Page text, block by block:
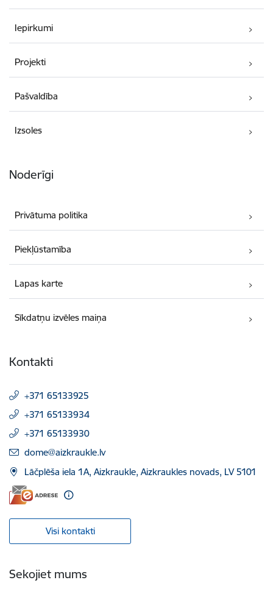
Iepirkumi
Projekti
Pašvaldība
Izsoles
Noderīgi
Privātuma politika
Piekļūstamība
Lapas karte
Sīkdatņu izvēles maiņa
Kontakti
+371 65133925
+371 65133934
+371 65133930
E-pasts:
dome@aizkraukle.lv
Lāčplēša iela 1A, Aizkraukle, Aizkraukles novads, LV 5101
Visi kontakti
Sekojiet mums